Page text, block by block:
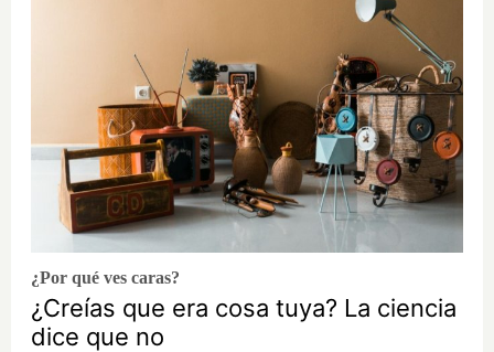
¿Por qué ves caras?
¿Creías que era cosa tuya? La ciencia
dice que no